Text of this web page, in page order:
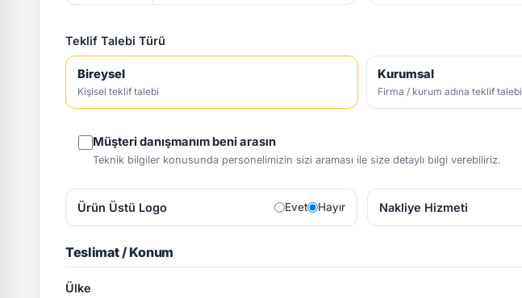
Teklif Talebi Türü
Bireysel
Kişisel teklif talebi
Kurumsal
Firma / kurum adına teklif talebi
Müşteri danışmanım beni arasın
Teknik bilgiler konusunda personelimizin sizi araması ile size detaylı bilgi verebiliriz.
Ürün Üstü Logo Evet Hayır Nakliye Hizmeti
Teslimat / Konum
Ülke